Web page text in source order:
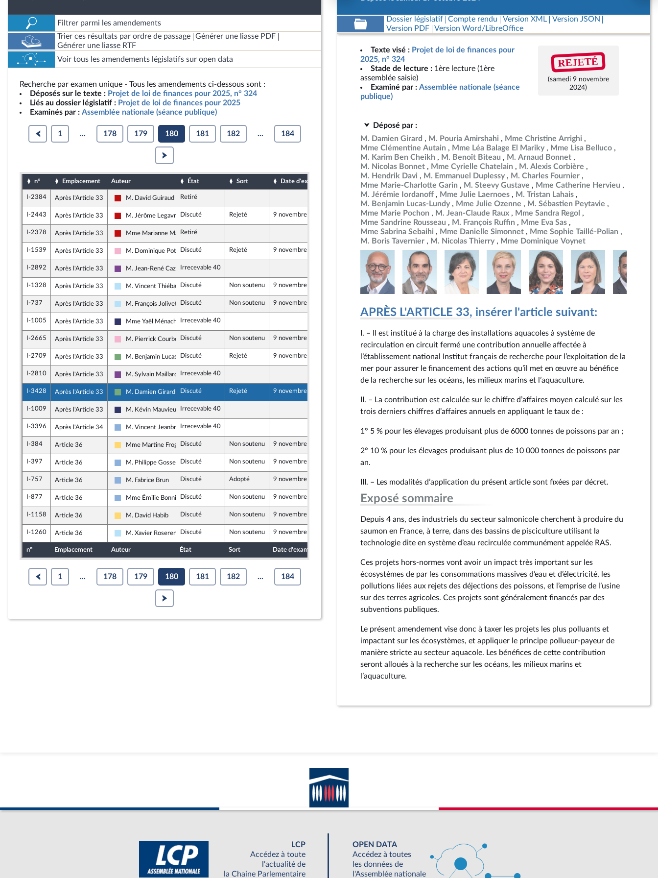
Filtrer parmi les amendements
Trier ces résultats par ordre de passage
Générer une liasse PDF
Générer une liasse RTF
Voir tous les amendements législatifs sur open data
Recherche par examen unique - Tous les amendements ci-dessous sont :
Déposés sur le texte : Projet de loi de finances pour 2025, n° 324
Liés au dossier législatif : Projet de loi de finances pour 2025
Examinés par : Assemblée nationale (séance publique)
1 ... 178 179 180 181 182 ... 184
n° Emplacement Auteur État Sort Date d'examen Date de dépôt
I-2384 Après l'Article 33
La France insoumise - Nouveau Front Populaire
M. David Guiraud Retiré 18 octobre 2024
I-2443 Après l'Article 33
La France insoumise - Nouveau Front Populaire
M. Jérôme Legavre Discuté Rejeté 9 novembre 2024 18 octobre 2024
I-2378 Après l'Article 33
La France insoumise - Nouveau Front Populaire
Mme Marianne MaximiRetiré 18 octobre 2024
I-1539 Après l'Article 33
Socialistes et apparentés
M. Dominique PotierDiscuté Rejeté 9 novembre 2024 18 octobre 2024
I-2892 Après l'Article 33
Ensemble pour la République
M. Jean-René CazeneuveIrrecevable 40 19 octobre 2024
I-1328 Après l'Article 33
Horizons & Indépendants
M. Vincent ThiébautDiscuté Non soutenu 9 novembre 2024 17 octobre 2024
I-737 Après l'Article 33
Horizons & Indépendants
M. François Jolivet Discuté Non soutenu 9 novembre 2024
I-1005 Après l'Article 33
Rassemblement National
Mme Yaël Ménaché Irrecevable 40 17 octobre 2024
I-2665 Après l'Article 33
Socialistes et apparentés
M. Pierrick CourbonDiscuté Non soutenu 9 novembre 2024
I-2709 Après l'Article 33
Écologiste et Social
M. Benjamin Lucas-Lundy
Discuté Rejeté 9 novembre 2024 19 octobre 2024
I-2810 Après l'Article 33
Ensemble pour la République
M. Sylvain Maillard Irrecevable 40 19 octobre 2024
I-3428 Après l'Article 33
Écologiste et Social
M. Damien Girard Discuté Rejeté 9 novembre 2024
I-1009 Après l'Article 33
Rassemblement National
M. Kévin Mauvieux Irrecevable 40 17 octobre 2024
I-3396 Après l'Article 34
Droite Républicaine
M. Vincent JeanbrunIrrecevable 40
I-384 Article 36
Libertés, Indépendants, Outre-mer et Territoires
Mme Martine FrogerDiscuté Non soutenu 9 novembre 2024
I-397 Article 36
Droite Républicaine
M. Philippe GosselinDiscuté Non soutenu 9 novembre 2024 16 octobre 2024
I-757 Article 36
Droite Républicaine
M. Fabrice Brun Discuté Adopté 9 novembre 2024 17 octobre 2024
I-877 Article 36
Droite Républicaine
Mme Émilie BonnivardDiscuté Non soutenu 9 novembre 2024 17 octobre 2024
I-1158 Article 36
Libertés, Indépendants, Outre-mer et Territoires
M. David Habib Discuté Non soutenu 9 novembre 2024
I-1260 Article 36
Horizons & Indépendants
M. Xavier Roseren Discuté Non soutenu 9 novembre 2024 17 octobre 2024
n° Emplacement Auteur État Sort Date d'examen
1 ... 178 179 180 181 182 ... 184
Dossier législatif Compte rendu Version XML
Version JSON
Version PDF
Version Word/LibreOffice
Texte visé : Projet de loi de finances pour
2025, n° 324
Stade de lecture : 1ère lecture (1ère
assemblée saisie)
Examiné par : Assemblée nationale (séance
publique)
REJETÉ
(samedi 9 novembre
2024)
Déposé par :
M. Damien Girard
M. Pouria Amirshahi
Mme Christine Arrighi
Mme Clémentine Autain
Mme Léa Balage El Mariky
Mme Lisa Belluco
M. Karim Ben Cheikh
M. Benoît Biteau
M. Arnaud Bonnet
M. Nicolas Bonnet
Mme Cyrielle Chatelain
M. Alexis Corbière
M. Hendrik Davi
M. Emmanuel Duplessy
M. Charles Fournier
Mme Marie-Charlotte Garin
M. Steevy Gustave
Mme Catherine Hervieu
M. Jérémie Iordanoff
Mme Julie Laernoes
M. Tristan Lahais
M. Benjamin Lucas-Lundy
Mme Julie Ozenne
M. Sébastien Peytavie
Mme Marie Pochon
M. Jean-Claude Raux
Mme Sandra Regol
Mme Sandrine Rousseau
M. François Ruffin
Mme Eva Sas
Mme Sabrina Sebaihi
Mme Danielle Simonnet
Mme Sophie Taillé-Polian
M. Boris Tavernier
M. Nicolas Thierry Mme Dominique Voynet
APRÈS L'ARTICLE 33, insérer l'article suivant:
I. – Il est institué à la charge des installations aquacoles à système de
recirculation en circuit fermé une contribution annuelle affectée à
l’établissement national Institut français de recherche pour l’exploitation de la
mer pour assurer le financement des actions qu’il met en œuvre au bénéfice
de la recherche sur les océans, les milieux marins et l’aquaculture.
II. – La contribution est calculée sur le chiffre d’affaires moyen calculé sur les
trois derniers chiffres d’affaires annuels en appliquant le taux de :
1° 5 % pour les élevages produisant plus de 6000 tonnes de poissons par an ;
2° 10 % pour les élevages produisant plus de 10 000 tonnes de poissons par
an.
III. – Les modalités d’application du présent article sont fixées par décret.
Exposé sommaire
Depuis 4 ans, des industriels du secteur salmonicole cherchent à produire du
saumon en France, à terre, dans des bassins de pisciculture utilisant la
technologie dite en système d’eau recirculée communément appelée RAS.
Ces projets hors-normes vont avoir un impact très important sur les
écosystèmes de par les consommations massives d’eau et d’électricité, les
pollutions liées aux rejets des déjections des poissons, et l’emprise de l’usine
sur des terres agricoles. Ces projets sont généralement financés par des
subventions publiques.
Le présent amendement vise donc à taxer les projets les plus polluants et
impactant sur les écosystèmes, et appliquer le principe pollueur-payeur de
manière stricte au secteur aquacole. Les bénéfices de cette contribution
seront alloués à la recherche sur les océans, les milieux marins et
l’aquaculture.
LCP
Accédez à toute
l'actualité de
la Chaine Parlementaire
OPEN DATA
Accédez à toutes
les données de
l'Assemblée nationale